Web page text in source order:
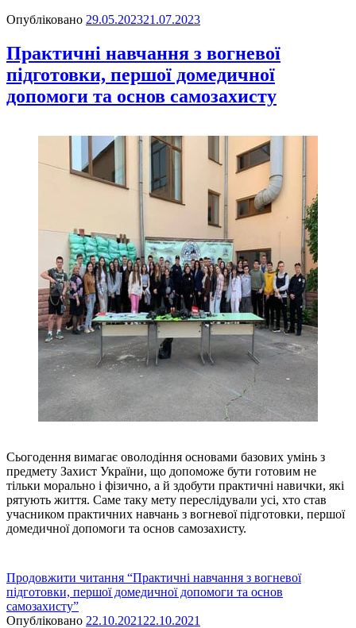
Опубліковано 29.05.202321.07.2023
Практичні навчання з вогневої
підготовки, першої домедичної
допомоги та основ самозахисту
Сьогодення вимагає оволодіння основами базових умінь з
предмету Захист України, що допоможе бути готовим не
тільки морально і фізично, а й здобути практичні навички, які
рятують життя. Саме таку мету переслідували усі, хто став
учасником практичних навчань з вогневої підготовки, першої
домедичної допомоги та основ самозахисту.
Продовжити читання “Практичні навчання з вогневої
підготовки, першої домедичної допомоги та основ
самозахисту”
Опубліковано 22.10.2021 22.10.2021